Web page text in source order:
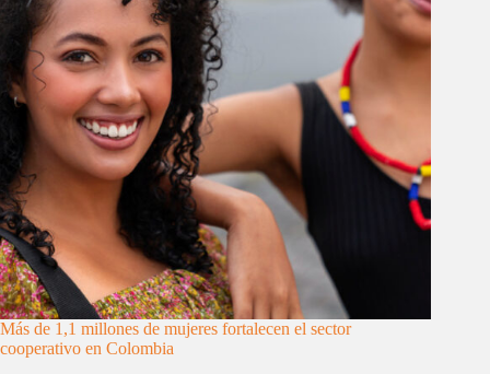
Más de 1,1 millones de mujeres fortalecen el sector
cooperativo en Colombia